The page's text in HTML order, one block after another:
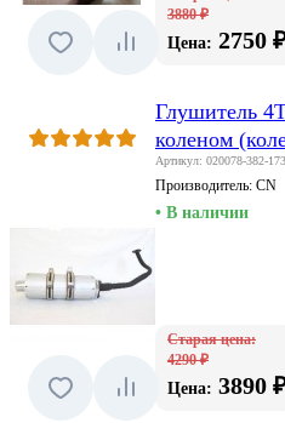
3880 ₽
Цена: 2750
Глушитель
коленом
Артикул: 020078-382-
Производитель: CN
• В наличии
Старая цена:
4290 ₽
Цена: 3890